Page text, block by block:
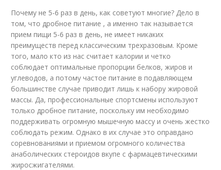
Почему не 5-6 раз в день, как советуют многие? Дело в
том, что дробное питание , а именно так называется
прием пищи 5-6 раз в день, не имеет никаких
преимуществ перед классическим трехразовым. Кроме
того, мало кто из нас считает калории и четко
соблюдает оптимальные пропорции белков, жиров и
углеводов, а потому частое питание в подавляющем
большинстве случае приводит лишь к набору жировой
массы. Да, профессиональные спортсмены используют
только дробное питание, поскольку им необходимо
поддерживать огромную мышечную массу и очень жестко
соблюдать режим. Однако в их случае это оправдано
соревнованиями и приемом огромного количества
анаболических стероидов вкупе с фармацевтическими
жиросжигателями.